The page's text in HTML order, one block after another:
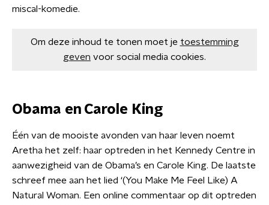
miscal-komedie.
Om deze inhoud te tonen moet je toestemming
geven voor social media cookies.
Obama en Carole King
Één van de mooiste avonden van haar leven noemt
Aretha het zelf: haar optreden in het Kennedy Centre in
aanwezigheid van de Obama’s en Carole King. De laatste
schreef mee aan het lied ‘(You Make Me Feel Like) A
Natural Woman. Een online commentaar op dit optreden